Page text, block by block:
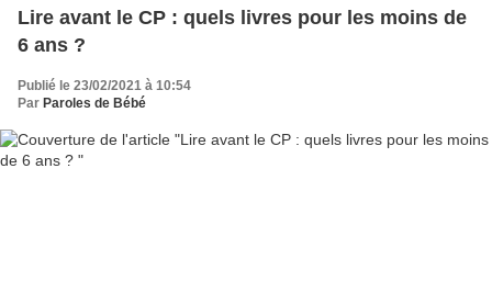
Lire avant le CP : quels livres pour les moins de
6 ans ?
Publié le 23/02/2021 à 10:54
Par Paroles de Bébé